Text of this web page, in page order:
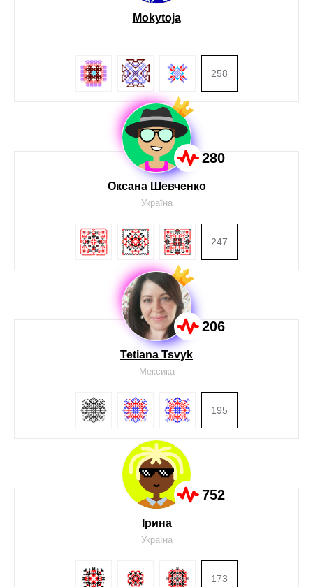
Mokytoja
258
280
Оксана Шевченко
Україна
247
206
Tetiana Tsvyk
Мексика
195
752
Ірина
Україна
173